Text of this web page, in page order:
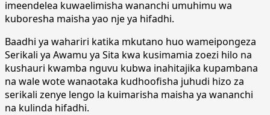
imeendelea kuwaelimisha wananchi umuhimu wa
kuboresha maisha yao nje ya hifadhi.
Baadhi ya wahariri katika mkutano huo wameipongeza
Serikali ya Awamu ya Sita kwa kusimamia zoezi hilo na
kushauri kwamba nguvu kubwa inahitajika kupambana
na wale wote wanaotaka kudhoofisha juhudi hizo za
serikali zenye lengo la kuimarisha maisha ya wananchi
na kulinda hifadhi.